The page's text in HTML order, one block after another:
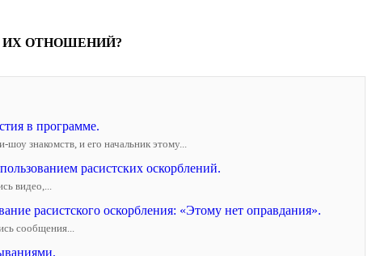
ИХ ОТНОШЕНИЙ?
в программе.
знакомств, и его начальник этому...
расистских оскорблений.
видео,...
расистского оскорбления: «Этому нет оправдания».
сообщения...